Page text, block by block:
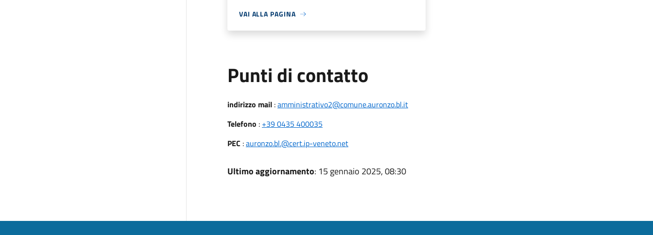
VAI ALLA PAGINA
Punti di contatto
indirizzo mail:amministrativo2@comune.auronzo.bl.it
Telefono : +39 0435 400035
PEC :auronzo.bl.@cert.ip-veneto.net
Ultimo aggiornamento: 15 gennaio 2025, 08:30